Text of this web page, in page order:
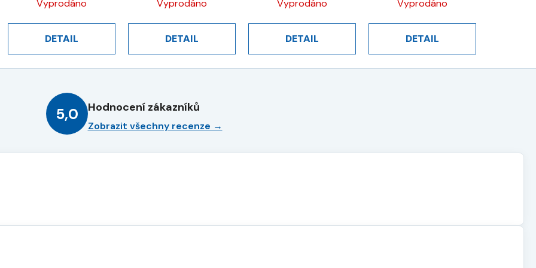
Vyprodáno
DETAIL
Vyprodáno
DETAIL
Vyprodáno
DETAIL
Vyprodáno
DETAIL
5,0 Hodnocení zákazníků
Zobrazit všechny recenze →